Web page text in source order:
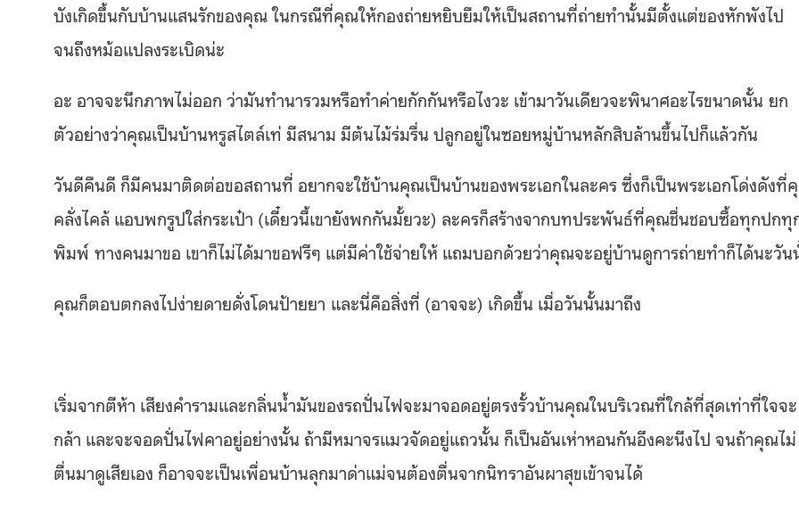
บังเกิดขึ้นกับบ้านแสนรักของคุณ ในกรณีที่คุณให้กองถ่ายหยิบยืมให้เป็นสถานที่ถ่ายทำนั้นมีตั้งแต่ของหักพังไป
จนถึงหม้อแปลงระเบิดน่ะ
อะ อาจจะนึกภาพไม่ออก ว่ามันทำนารวมหรือทำค่ายกักกันหรือไงวะ เข้ามาวันเดียวจะพินาศอะไรขนาดนั้น ยก
ตัวอย่างว่าคุณเป็นบ้านหรูสไตล์เท่ มีสนาม มีต้นไม้ร่มรื่น ปลูกอยู่ในซอยหมู่บ้านหลักสิบล้านขึ้นไปก็แล้วกัน
วันดีคืนดี ก็มีคนมาติดต่อขอสถานที่ อยากจะใช้บ้านคุณเป็นบ้านของพระเอกในละคร ซึ่งก็เป็นพระเอกโด่งดังที่
คลั่งไคล้ แอบพกรูปใส่กระเป๋า (เดี๋ยวนี้เขายังพกกันมั้ยวะ) ละครก็สร้างจากบทประพันธ์ที่คุณชื่นชอบซื้อทุกปกทุ
พิมพ์ ทางคนมาขอ เขาก็ไม่ได้มาขอฟรีๆ แต่มีค่าใช้จ่ายให้ แถมบอกด้วยว่าคุณจะอยู่บ้านดูการถ่ายทำก็ได้นะวั
คุณก็ตอบตกลงไปง่ายดายดั่งโดนป้ายยา และนี่คือสิ่งที่ (อาจจะ) เกิดขึ้น เมื่อวันนั้นมาถึง
เริ่มจากตีห้า เสียงคำรามและกลิ่นน้ำมันของรถปั่นไฟจะมาจอดอยู่ตรงรั้วบ้านคุณในบริเวณที่ใกล้ที่สุดเท่าที่ใจจะ
กล้า และจะจอดปั่นไฟคาอยู่อย่างนั้น ถ้ามีหมาจรแมวจัดอยู่แถวนั้น ก็เป็นอันเห่าหอนกันอึงคะนึงไป จนถ้าคุณไม่
ตื่นมาดูเสียเอง ก็อาจจะเป็นเพื่อนบ้านลุกมาด่าแม่จนต้องตื่นจากนิทราอันผาสุขเข้าจนได้